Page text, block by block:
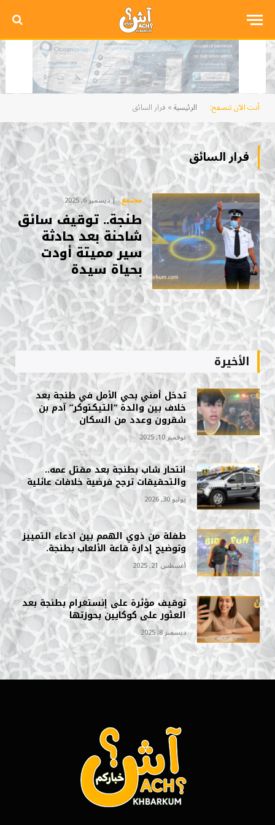
أنت الآن تتصفح: الرئيسية» فرار السائق
فرار السائق
مجتمع ديسمبر 6, 2025
طنجة.. توقيف سائق
شاحنة بعد حادثة
سير مميتة أودت
بحياة سيدة
الأخيرة
تدخل أمني بحي الأمل في طنجة بعد
خلاف بين والدة “التيكتوكر” آدم بن
شقرون وعدد من السكان
نوفمبر 10, 2025
انتحار شاب بطنجة بعد مقتل عمه..
والتحقيقات ترجح فرضية خلافات عائلية
يوليو 30, 2026
طفلة من ذوي الهمم بين ادعاء التمييز
وتوضيح إدارة قاعة الألعاب بطنجة.
أغسطس 21, 2025
توقيف مؤثرة على إنستغرام بطنجة بعد
العثور على كوكايين بحوزتها
ديسمبر 8, 2025